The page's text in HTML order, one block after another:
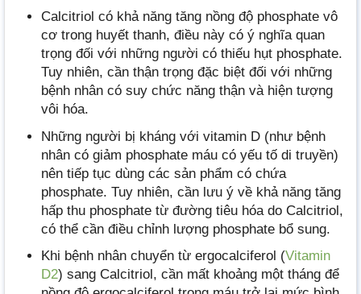
Calcitriol có khả năng tăng nồng độ phosphate vô
cơ trong huyết thanh, điều này có ý nghĩa quan
trọng đối với những người có thiếu hụt phosphate.
Tuy nhiên, cần thận trọng đặc biệt đối với những
bệnh nhân có suy chức năng thận và hiện tượng
vôi hóa.
Những người bị kháng với vitamin D (như bệnh
nhân có giảm phosphate máu có yếu tố di truyền)
nên tiếp tục dùng các sản phẩm có chứa
phosphate. Tuy nhiên, cần lưu ý về khả năng tăng
hấp thu phosphate từ đường tiêu hóa do Calcitriol,
có thể cần điều chỉnh lượng phosphate bổ sung.
Khi bệnh nhân chuyển từ ergocalciferol (Vitamin
D2) sang Calcitriol, cần mất khoảng một tháng để